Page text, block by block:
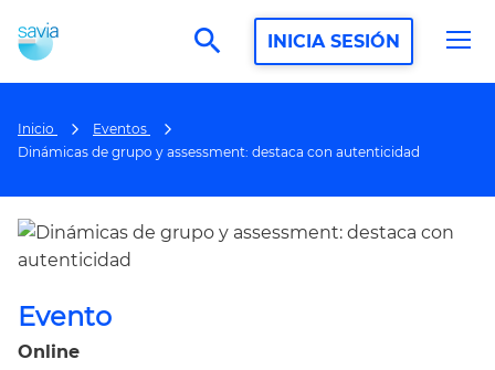
search INICIA SESIÓN
Inicio
Eventos
Dinámicas de grupo y assessment: destaca con autenticidad
Evento
Online